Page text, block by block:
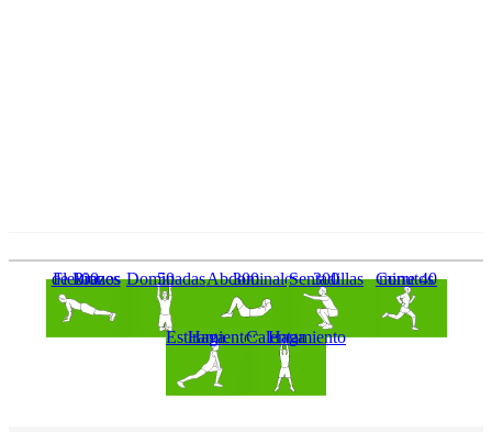
100 Flexiones de Brazos 50 Dominadas300 Abdominales300 Sentadillas Corre 40 minutos
Haga EstiramientosHaga Calentamiento